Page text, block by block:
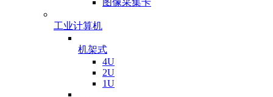
工业计算机
机架式
4U
2U
1U